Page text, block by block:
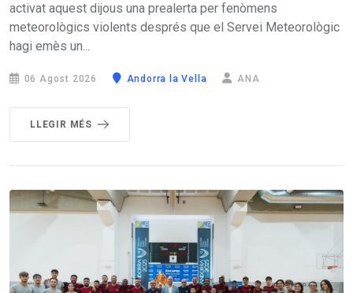
activat aquest dijous una prealerta per fenòmens
meteorològics violents després que el Servei Meteorològic
hagi emès un...
06 Agost 2026 Andorra la Vella ANA
LLEGIR MÉS